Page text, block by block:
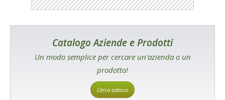
Catalogo Aziende e Prodotti
Un modo semplice per cercare un'azienda o un
prodotto!
Cerca adesso